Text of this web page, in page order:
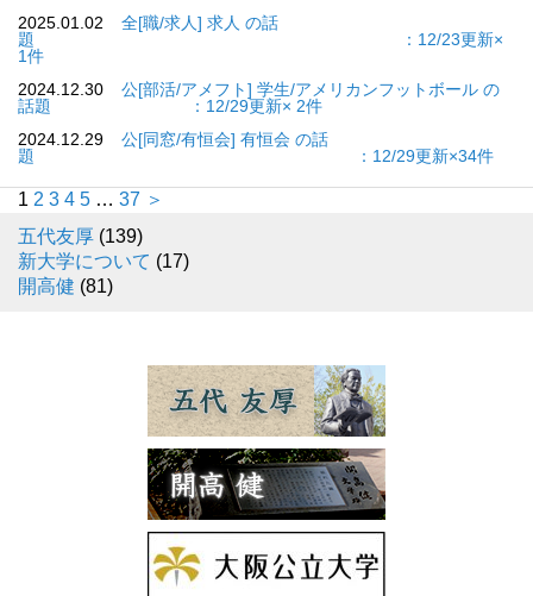
2025.01.02
全[職/求人] 求人 の話
題 ：12/23更新×
1件
2024.12.30
公[部活/アメフト] 学生/アメリカンフットボール の
話題 ：12/29更新× 2件
2024.12.29
公[同窓/有恒会] 有恒会 の話
題 ：12/29更新×34件
1 2 3 4 5 … 37 ＞
五代友厚 (139)
新大学について (17)
開高健 (81)